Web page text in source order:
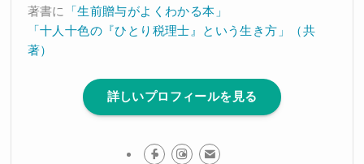
著書に
「生前贈与がよくわかる本」
「十人十色の『ひとり税理士』という生き方」（共
著）
詳しいプロフィールを見る